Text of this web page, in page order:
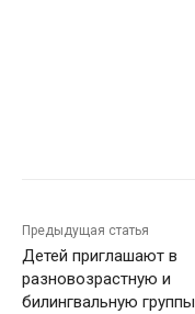
Предыдущая статья
Детей приглашают в
разновозрастную и
билингвальную группы